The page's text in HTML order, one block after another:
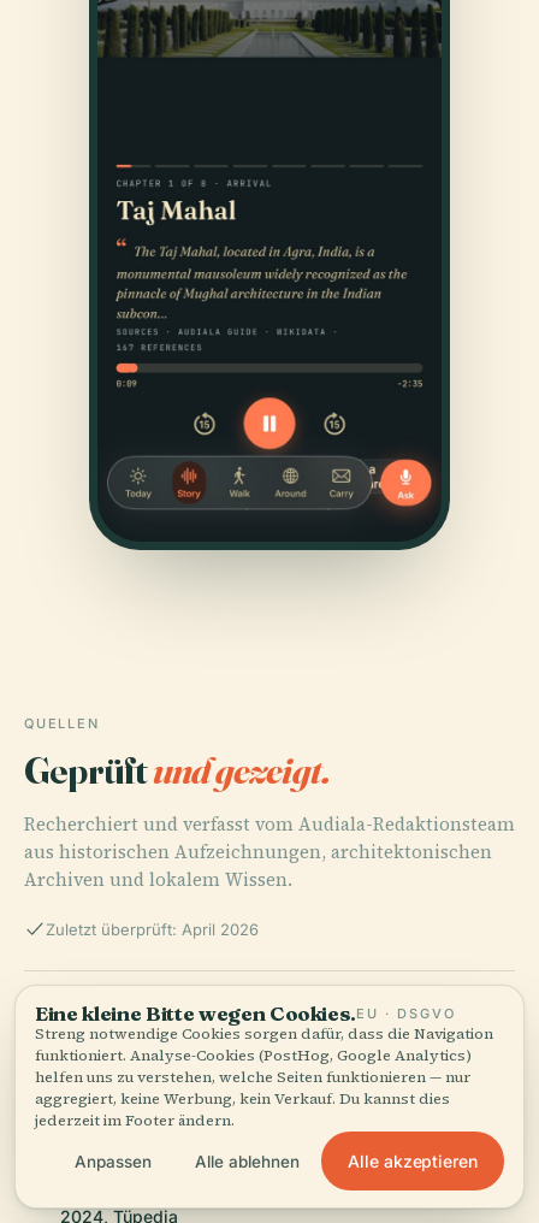
QUELLEN
Geprüftund gezeigt.
Recherchiert und verfasst vom Audiala-Redaktionsteam
aus historischen Aufzeichnungen, architektonischen
Archiven und lokalem Wissen.
Zuletzt überprüft: April 2026
Ottilie Wildermuth, 2024, Wikipedia
Frauen und Geschichte, 2022, Frauen und Geschichte
Visiting the Ottilie Wildermuth Memorial in Tübingen,
2024, Tüpedia
Eine kleine Bitte wegen Cookies.EU · DSGVO
Streng notwendige Cookies sorgen dafür, dass die Navigation
funktioniert. Analyse-Cookies (PostHog, Google Analytics)
helfen uns zu verstehen, welche Seiten funktionieren — nur
aggregiert, keine Werbung, kein Verkauf. Du kannst dies
jederzeit im Footer ändern.
Anpassen Alle ablehnen Alle akzeptieren